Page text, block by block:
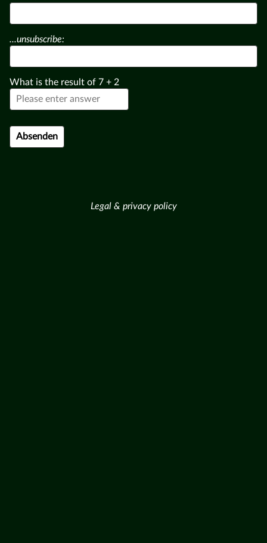
...unsubscribe:
What is the result of 7 + 2
Legal & privacy policy